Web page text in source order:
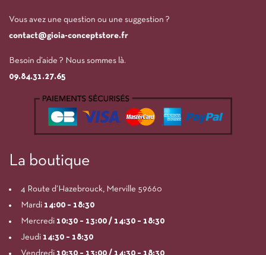
Vous avez une question ou une suggestion ?
contact@gioia-conceptstore.fr
Besoin d’aide ? Nous sommes là.
09.84.31.27.65
La boutique
4 Route d’Hazebrouck, Merville 59660
Mardi 14:00 – 18:30
Mercredi 10:30 – 13:00 / 14:30 – 18:30
Jeudi 14:30 – 18:30
Vendredi 10:30 – 13:00 / 14:30 – 18:30